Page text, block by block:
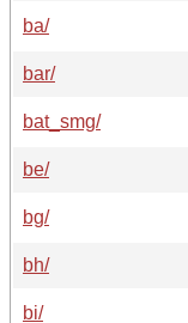
ba/
bar/
bat_smg/
be/
bg/
bh/
bi/